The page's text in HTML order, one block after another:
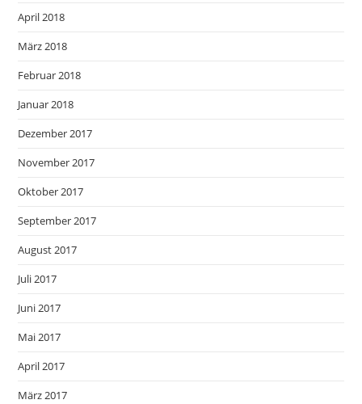
April 2018
März 2018
Februar 2018
Januar 2018
Dezember 2017
November 2017
Oktober 2017
September 2017
August 2017
Juli 2017
Juni 2017
Mai 2017
April 2017
März 2017